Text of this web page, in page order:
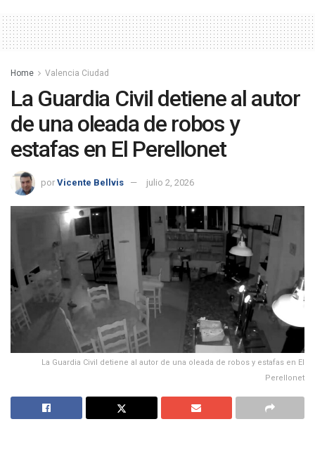
Home Valencia Ciudad
La Guardia Civil detiene al autor
de una oleada de robos y
estafas en El Perellonet
por Vicente Bellvis julio 2, 2026
La Guardia Civil detiene al autor de una oleada de robos y estafas en El
Perellonet